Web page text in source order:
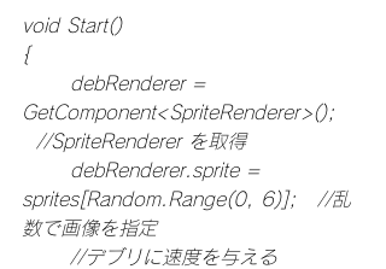
void Start()
{
GetComponent<SpriteRenderer>();
  //SpriteRenderer を取得
sprites[Random.Range(0, 6)];   //乱
数で画像を指定
	//デブリに速度を与える